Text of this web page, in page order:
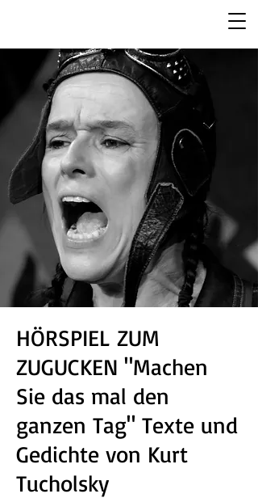
HÖRSPIEL ZUM
ZUGUCKEN "Machen
Sie das mal den
ganzen Tag" Texte und
Gedichte von Kurt
Tucholsky